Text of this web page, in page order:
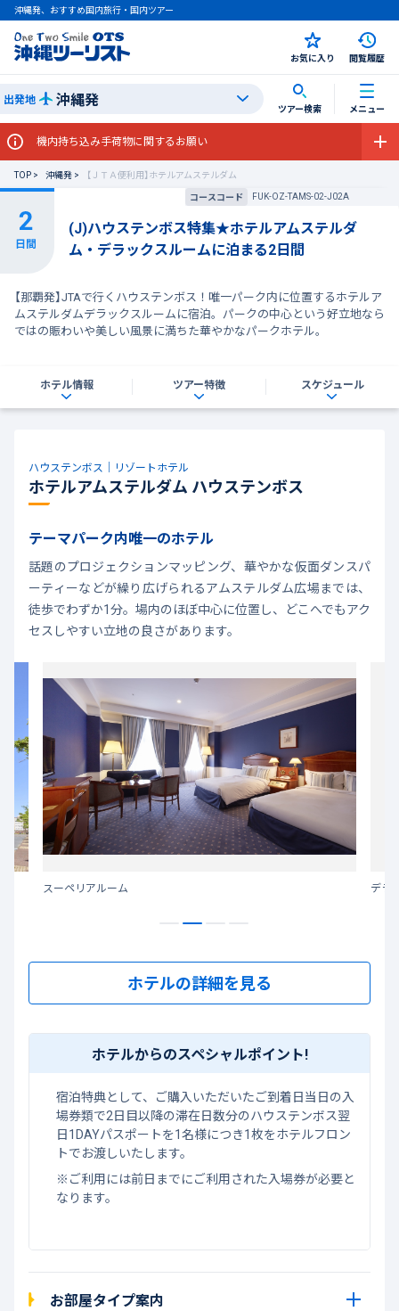
沖縄発、おすすめ国内旅行・国内ツアー
お気に入り 閲覧履歴
出発地 沖縄発 ツアー検索 メニュー
機内持ち込み手荷物に関するお願い
TOP 沖縄発
【ＪＴＡ便利用】ホテルアムステルダム
コースコード
FUK-OZ-TAMS-02-J02A
(J)ハウステンボス特集★ホテルアムステルダ
ム・デラックスルームに泊まる2日間
【那覇発】JTAで行くハウステンボス！唯一パーク内に位置するホテルア
ムステルダムデラックスルームに宿泊。パークの中心という好立地なら
ではの賑わいや美しい風景に満ちた華やかなパークホテル。
ホテル情報 ツアー特徴 スケジュール
ハウステンボス｜リゾートホテル
ホテルアムステルダム ハウステンボス
テーマパーク内唯一のホテル
話題のプロジェクションマッピング、華やかな仮面ダンスパ
ーティーなどが繰り広げられるアムステルダム広場までは、
徒歩でわずか1分。場内のほぼ中心に位置し、どこへでもアク
セスしやすい立地の良さがあります。
スーペリアルーム デラ
ホテルの詳細を見る
ホテルからのスペシャルポイント!
宿泊特典として、ご購入いただいたご到着日当日の入
場券類で2日目以降の滞在日数分のハウステンボス翌
日1DAYパスポートを1名様につき1枚をホテルフロン
トでお渡しいたします。
※ご利用には前日までにご利用された入場券が必要と
なります。
お部屋タイプ案内